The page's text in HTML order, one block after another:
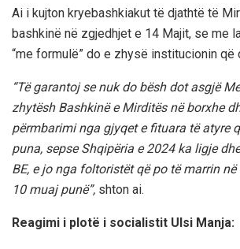
Ai i kujton kryebashkiakut të djathtë të
bashkinë në zgjedhjet e 14 Majit, se me
“me formulë” do e zhysë institucionin që
“Të garantoj se nuk do bësh dot asgjë
zhytësh Bashkinë e Mirditës në borxhe
përmbarimi nga gjyqet e fituara të atyre
puna, sepse Shqipëria e 2024 ka ligje
BE, e jo nga foltoristët që po të marrin
10 muaj punë”, shton ai.
Reagimi i plotë i socialistit Ulsi Manja: